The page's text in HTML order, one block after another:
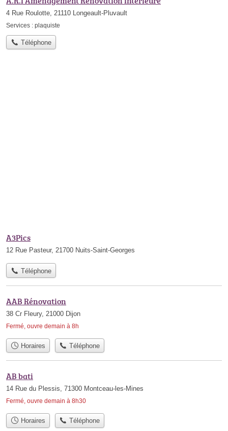
4 Rue Roulotte, 21110 Longeault-Pluvault
Services : plaquiste
Téléphone
A3Pics
12 Rue Pasteur, 21700 Nuits-Saint-Georges
Téléphone
AAB Rénovation
38 Cr Fleury, 21000 Dijon
Fermé, ouvre demain à 8h
Horaires Téléphone
AB bati
14 Rue du Plessis, 71300 Montceau-les-Mines
Fermé, ouvre demain à 8h30
Horaires Téléphone